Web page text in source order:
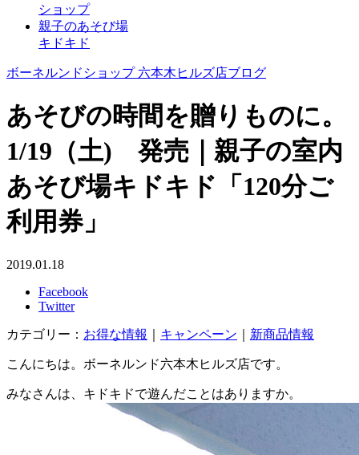
ショップ
親子のあそび場
キドキド
ボーネルンドショップ 六本木ヒルズ店ブログ
あそびの時間を贈りものに。
1/19（土) 発売｜親子の室内
あそび場キドキド「120分ご
利用券」
2019.01.18
Facebook
Twitter
カテゴリー： お得な情報 キャンペーン 新商品情報
こんにちは。ボーネルンド六本木ヒルズ店です。
みなさんは、キドキドで遊んだことはありますか。